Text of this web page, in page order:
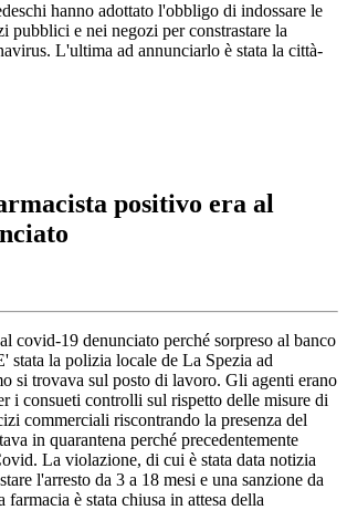
hanno adottato l'obbligo di indossare le
pubblici e nei negozi per constrastare la
L'ultima ad annunciarlo è stata la città-
positivo era al
covid-19 denunciato perché sorpreso al banco
stata la polizia locale de La Spezia ad
si trovava sul posto di lavoro. Gli agenti erano
i consueti controlli sul rispetto delle misure di
commerciali riscontrando la presenza del
in quarantena perché precedentemente
La violazione, di cui è stata data notizia
l'arresto da 3 a 18 mesi e una sanzione da
è stata chiusa in attesa della